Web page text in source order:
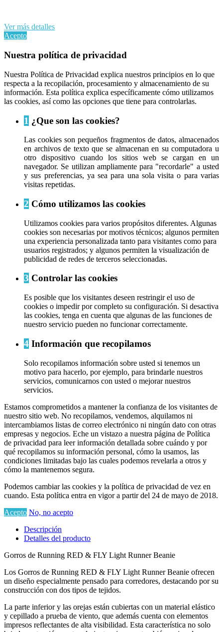
Ver más detalles
Acepto
Nuestra política de privacidad
Nuestra Política de Privacidad explica nuestros principios en lo que
respecta a la recopilación, procesamiento y almacenamiento de su
información. Esta política explica específicamente cómo utilizamos
las cookies, así como las opciones que tiene para controlarlas.
1 ¿Que son las cookies?
Las cookies son pequeños fragmentos de datos, almacenados
en archivos de texto que se almacenan en su computadora u
otro dispositivo cuando los sitios web se cargan en un
navegador. Se utilizan ampliamente para "recordarle" a usted
y sus preferencias, ya sea para una sola visita o para varias
visitas repetidas.
2 Cómo utilizamos las cookies
Utilizamos cookies para varios propósitos diferentes. Algunas
cookies son necesarias por motivos técnicos; algunos permiten
una experiencia personalizada tanto para visitantes como para
usuarios registrados; y algunos permiten la visualización de
publicidad de redes de terceros seleccionadas.
3 Controlar las cookies
Es posible que los visitantes deseen restringir el uso de
cookies o impedir por completo su configuración. Si desactiva
las cookies, tenga en cuenta que algunas de las funciones de
nuestro servicio pueden no funcionar correctamente.
4 Información que recopilamos
Solo recopilamos información sobre usted si tenemos un
motivo para hacerlo, por ejemplo, para brindarle nuestros
servicios, comunicarnos con usted o mejorar nuestros
servicios.
Estamos comprometidos a mantener la confianza de los visitantes de
nuestro sitio web. No recopilamos, vendemos, alquilamos ni
intercambiamos listas de correo electrónico ni ningún dato con otras
empresas y negocios. Eche un vistazo a nuestra página de Política
de privacidad para leer información detallada sobre cuándo y por
qué recopilamos su información personal, cómo la usamos, las
condiciones limitadas bajo las cuales podemos revelarla a otros y
cómo la mantenemos segura.
Podemos cambiar las cookies y la política de privacidad de vez en
cuando. Esta política entra en vigor a partir del 24 de mayo de 2018.
Acepto No, no acepto
Descripción
Detalles del producto
Gorros de Running RED & FLY Light Runner Beanie
Los Gorros de Running RED & FLY Light Runner Beanie ofrecen
un diseño especialmente pensado para corredores, destacando por su
construcción con dos tipos de tejidos.
La parte inferior y las orejas están cubiertas con un material elástico
y cepillado a prueba de viento, que además cuenta con elementos
impresos reflectantes de alta visibilidad. Esta característica no solo